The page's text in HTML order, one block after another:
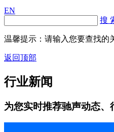
EN
搜
温馨提示：请输入您要查找的
返回顶部
行业新闻
为您实时推荐驰声动态、